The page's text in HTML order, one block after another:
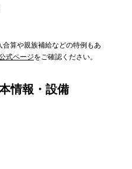
算や親族補給などの特例もあ
式ページをご確認ください。
情報・設備